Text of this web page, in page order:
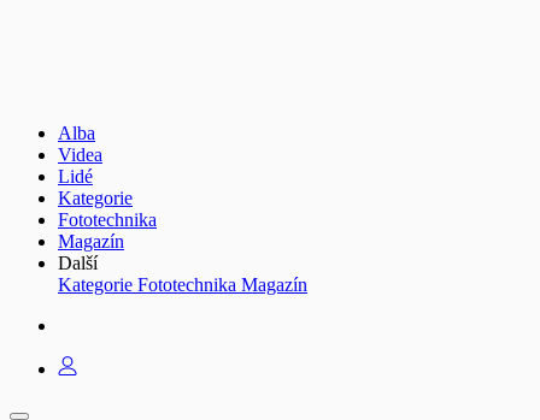
Alba
Videa
Lidé
Kategorie
Fototechnika
Magazín
Další
Kategorie Fototechnika Magazín